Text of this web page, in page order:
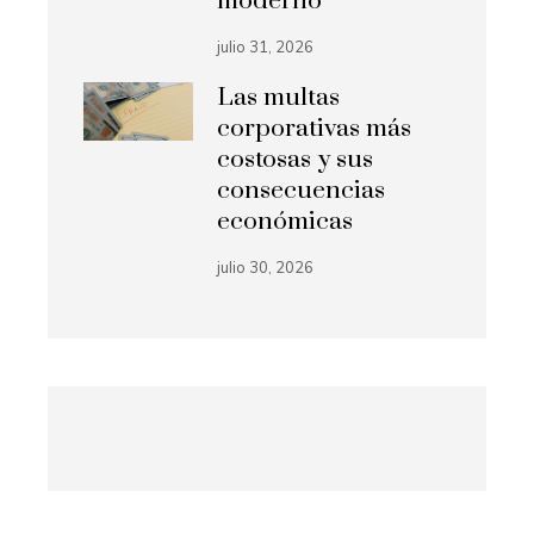
julio 31, 2026
Las multas
corporativas más
costosas y sus
consecuencias
económicas
julio 30, 2026